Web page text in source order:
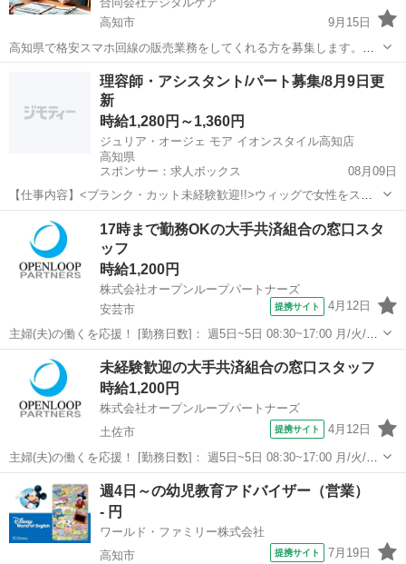
高知市
9月15日
高知県で格安スマホ回線の販売業務をしてくれる方を募集します。
（他の地域の方はご相談ください。） 歩合制のお仕事なので、働く時
間・場所は自由とさせていただいております。 ノルマもないので、気
楽にやるのもよし、全力で...
高知市 営業
理容師・アシスタント/パート募集/8月9日更
新
時給1,280円～1,360円
ジュリア・オージェ モア イオンスタイル高知店
高知県
スポンサー：求人ボックス
08月09日
【仕事内容】<ブランク・カット未経験歓迎!!>ウィッグで女性をステ
キに変身させるお仕事です <募集職種> 理容師 <仕事内容> ファッショ
ンウィッグの接客・販売 ファッションウィッグを使用したヘアスタイ
ルの ご提案だけでなく、 時...
アルバイト・パート
17時まで勤務OKの大手共済組合の窓口スタ
ッフ
時給1,200円
株式会社オープンループパートナーズ
安芸市
提携サイト 4月12日
主婦(夫)の働くを応援！ [勤務日数]： 週5日~5日 08:30~17:00 月/火/水/
木/金 [勤務地・最寄駅]： 高知県安芸市 【派遣元】株式会社オープン
ループパートナーズ 高知支店 安芸駅／伊尾木駅／球場前(高...
営業
未経験歓迎の大手共済組合の窓口スタッフ
時給1,200円
株式会社オープンループパートナーズ
土佐市
提携サイト 4月12日
主婦(夫)の働くを応援！ [勤務日数]： 週5日~5日 08:30~17:00 月/火/水/
木/金 [勤務地・最寄駅]： 高知県土佐市 【派遣元】株式会社オープン
ループパートナーズ 高知支店 波川駅／伊野(土讃線)駅／小...
土佐市 営業
週4日～の幼児教育アドバイザー（営業）
- 円
ワールド・ファミリー株式会社
高知市
提携サイト 7月19日